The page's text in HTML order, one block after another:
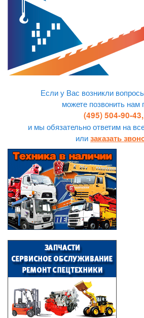
Если у Вас возникли
можете позвонить нам
(495) 504-90-43,
и мы обязательно ответим на
илизаказать